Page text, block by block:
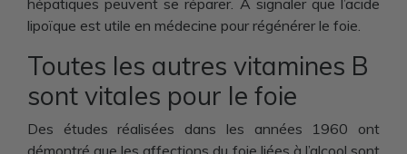
hépatiques peuvent se réparer. A signaler que l’acide
lipoïque est utile en médecine pour régénérer le foie.
Toutes les autres vitamines B
sont vitales pour le foie
Des études réalisées dans les années 1960 ont
démontré que les affections du foie liées à l’alcool sont